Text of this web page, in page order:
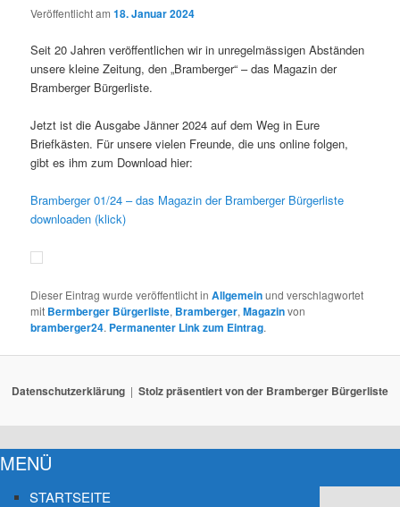
Veröffentlicht am18. Januar 2024
Seit 20 Jahren veröffentlichen wir in unregelmässigen Abständen
unsere kleine Zeitung, den „Bramberger“ – das Magazin der
Bramberger Bürgerliste.
Jetzt ist die Ausgabe Jänner 2024 auf dem Weg in Eure
Briefkästen. Für unsere vielen Freunde, die uns online folgen,
gibt es ihm zum Download hier:
Bramberger 01/24 – das Magazin der Bramberger Bürgerliste
downloaden (klick)
Dieser Eintrag wurde veröffentlicht inAllgemeinund verschlagwortet
mit Bermberger Bürgerliste, Bramberger,Magazinvon
bramberger24. Permanenter Link zum Eintrag.
Datenschutzerklärung Stolz präsentiert von der Bramberger Bürgerliste
MENÜ
STARTSEITE